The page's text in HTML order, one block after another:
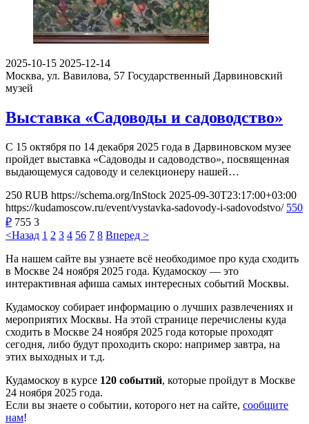
2025-10-15 2025-12-14
Москва, ул. Вавилова, 57 Государственный Дарвиновский
музей
Выставка «Садоводы и садоводство»
С 15 октября по 14 декабря 2025 года в Дарвиновском музее
пройдет выставка «Садоводы и садоводство», посвященная
выдающемуся садоводу и селекционеру нашей…
250 RUB https://schema.org/InStock 2025-09-30T23:17:00+03:00
https://kudamoscow.ru/event/vystavka-sadovody-i-sadovodstvo/ 550
₽ 755 3
<Назад 1 2 3 4 56 7 8 Вперед >
На нашем сайте вы узнаете всё необходимое про куда сходить
в Москве 24 ноября 2025 года. Кудамоскоу — это
интерактивная афиша самых интересных событий Москвы.
Кудамоскоу собирает информацию о лучших развлечениях и
мероприятих Москвы. На этой странице перечислены куда
сходить в Москве 24 ноября 2025 года которые проходят
сегодня, либо будут проходить скоро: например завтра, на
этих выходных и т.д.
Кудамоскоу в курсе 120 событий, которые пройдут в Москве
24 ноября 2025 года.
Если вы знаете о событии, которого нет на сайте, сообщите
нам!